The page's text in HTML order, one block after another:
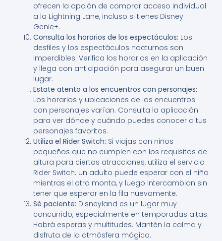
ofrecen la opción de comprar acceso individual
a la Lightning Lane, incluso si tienes Disney
Genie+.
Consulta los horarios de los espectáculos: Los
desfiles y los espectáculos nocturnos son
imperdibles. Verifica los horarios en la aplicación
y llega con anticipación para asegurar un buen
lugar.
Estate atento a los encuentros con personajes:
Los horarios y ubicaciones de los encuentros
con personajes varían. Consulta la aplicación
para ver dónde y cuándo puedes conocer a tus
personajes favoritos.
Utiliza el Rider Switch: Si viajas con niños
pequeños que no cumplen con los requisitos de
altura para ciertas atracciones, utiliza el servicio
Rider Switch. Un adulto puede esperar con el niño
mientras el otro monta, y luego intercambian sin
tener que esperar en la fila nuevamente.
Sé paciente: Disneyland es un lugar muy
concurrido, especialmente en temporadas altas.
Habrá esperas y multitudes. Mantén la calma y
disfruta de la atmósfera mágica.